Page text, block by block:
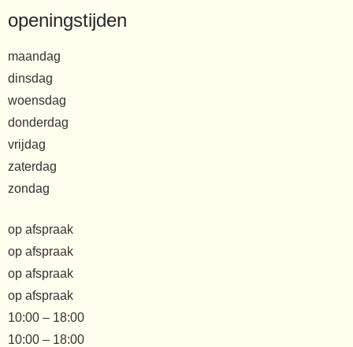
openingstijden
maandag
dinsdag
woensdag
donderdag
vrijdag
zaterdag
zondag
op afspraak
op afspraak
op afspraak
op afspraak
10:00 – 18:00
10:00 – 18:00